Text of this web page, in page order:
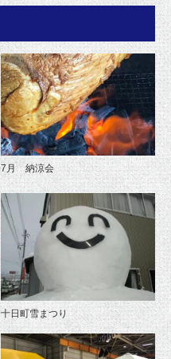
7月 納涼会
十日町雪まつり